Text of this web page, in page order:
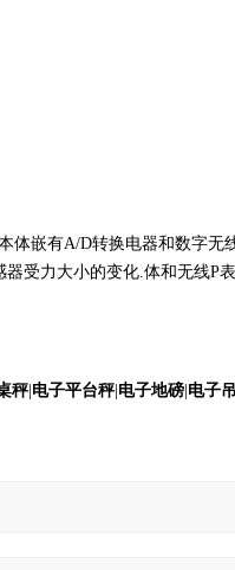
体嵌有A/D转换电器和数字无
受力大小的变化.体和无线P
秤| 电子平台秤| 电子地磅 电子